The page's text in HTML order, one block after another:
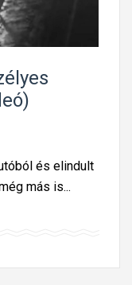
és elindult
más is...